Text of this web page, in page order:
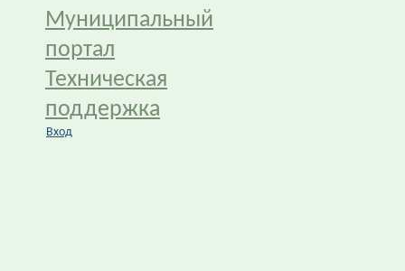
Муниципальный
портал
Техническая
поддержка
Вход